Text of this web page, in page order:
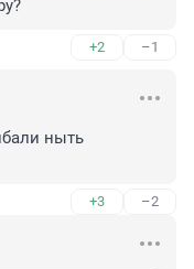
+2 –1
ныть
+3 –2